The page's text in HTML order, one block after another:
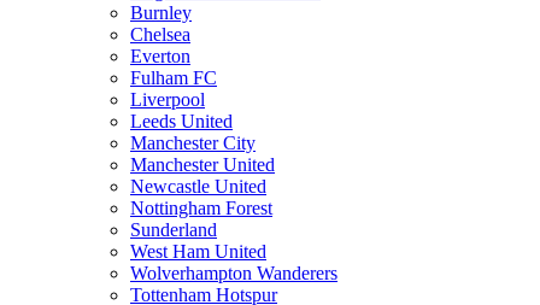
Burnley
Chelsea
Everton
Fulham FC
Liverpool
Leeds United
Manchester City
Manchester United
Newcastle United
Nottingham Forest
Sunderland
West Ham United
Wolverhampton Wanderers
Tottenham Hotspur